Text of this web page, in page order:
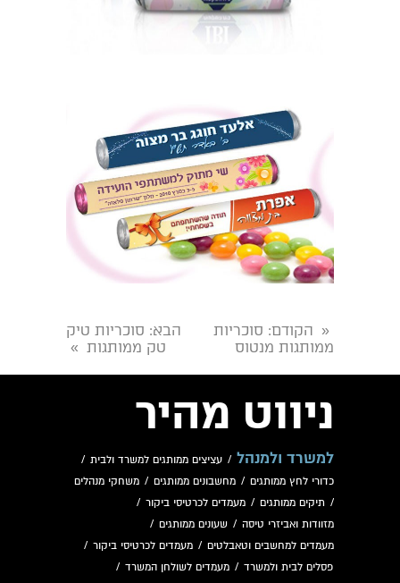
« הקודם: סוכריות
ממותגות מנטוס
הבא: סוכריות טיק
טק ממותגות
»
ניווט מהיר
למשרד ולמנהל / עציצים ממותגים למשרד ולבית /
כדורי לחץ ממותגים / מחשבונים ממותגים / משחקי מנהלים
/ תיקים ממותגים / מעמדים לכרטיסי ביקור /
מזוודות ואביזרי טיסה / שעונים ממותגים /
מעמדים למחשבים וטאבלטים / מעמדים לכרטיסי ביקור /
פסלים לבית ולמשרד / מעמדים לשולחן המשרד /